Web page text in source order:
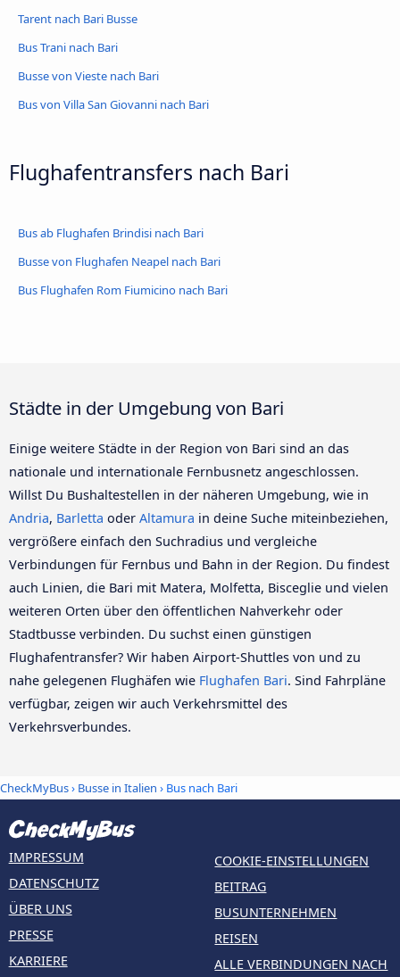
Tarent nach Bari Busse
Bus Trani nach Bari
Busse von Vieste nach Bari
Bus von Villa San Giovanni nach Bari
Flughafentransfers nach Bari
Bus ab Flughafen Brindisi nach Bari
Busse von Flughafen Neapel nach Bari
Bus Flughafen Rom Fiumicino nach Bari
Städte in der Umgebung von Bari
Einige weitere Städte in der Region von Bari sind an das
nationale und internationale Fernbusnetz angeschlossen.
Willst Du Bushaltestellen in der näheren Umgebung, wie in
Andria, Barletta oder Altamura in deine Suche miteinbeziehen,
vergrößere einfach den Suchradius und vergleiche
Verbindungen für Fernbus und Bahn in der Region. Du findest
auch Linien, die Bari mit Matera, Molfetta, Bisceglie und vielen
weiteren Orten über den öffentlichen Nahverkehr oder
Stadtbusse verbinden. Du suchst einen günstigen
Flughafentransfer? Wir haben Airport-Shuttles von und zu
nahe gelegenen Flughäfen wie Flughafen Bari. Sind Fahrpläne
verfügbar, zeigen wir auch Verkehrsmittel des
Verkehrsverbundes.
CheckMyBus› Busse in Italien › Bus nach Bari
IMPRESSUM
DATENSCHUTZ
ÜBER UNS
PRESSE
KARRIERE
COOKIE-EINSTELLUNGEN
BEITRAG
BUSUNTERNEHMEN
REISEN
ALLE VERBINDUNGEN NACH